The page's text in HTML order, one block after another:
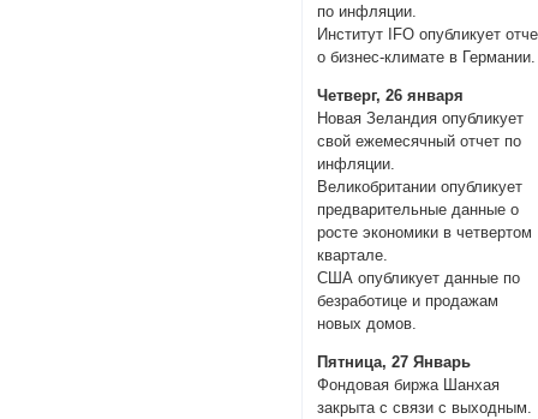
по инфляции.
Институт IFO опубликует
о бизнес-климате в Германии.
Четверг, 26 января
Новая Зеландия опубликует
свой ежемесячный отчет по
инфляции.
Великобритании опубликует
предварительные данные о
росте экономики в четвертом
квартале.
США опубликует данные по
безработице и продажам
новых домов.
Пятница, 27 Январь
Фондовая биржа Шанхая
закрыта с связи с выходным.